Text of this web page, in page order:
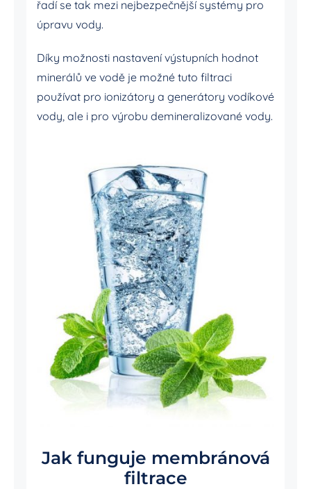
řadí se tak mezi nejbezpečnější systémy pro
úpravu vody.
Díky možnosti nastavení výstupních hodnot
minerálů ve vodě je možné tuto filtraci
používat pro ionizátory a generátory vodíkové
vody, ale i pro výrobu demineralizované vody.
Jak funguje membránová
filtrace